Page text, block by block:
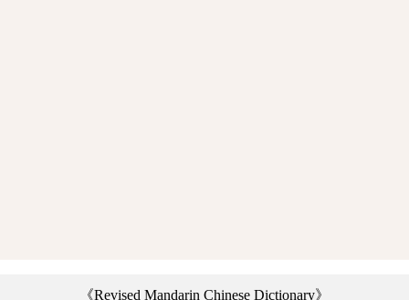
《Revised Mandarin Chinese Dictionary》